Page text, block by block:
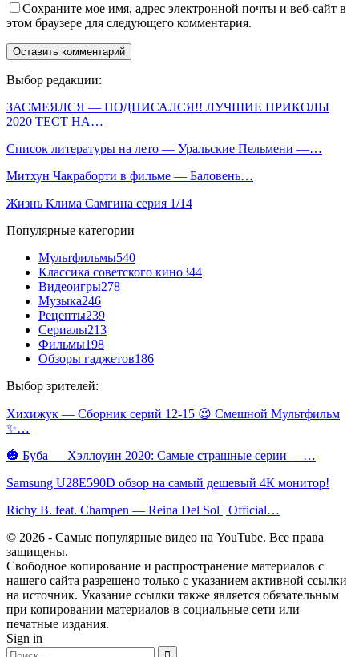
Сохраните мое имя, адрес электронной почты и веб-сайт в
этом браузере для следующего комментария.
Выбор редакции:
ЗАСМЕЯЛСЯ — ПОДПИСАЛСЯ!! ЛУЧШИЕ ПРИКОЛЫ
2020 ТЕСТ НА…
Список литературы на лето — Уральские Пельмени —…
Митхун Чакраборти в фильме — Баловень…
Жизнь Клима Самгина серия 1/14
Популярные категории
Мультфильмы540
Классика советского кино344
Видеоигры278
Музыка246
Рецепты239
Сериалы213
Фильмы198
Обзоры гаджетов186
Выбор зрителей:
Хихижук — Сборник серий 12-15 😉 Смешной Мультфильм
✨…
🎃 Буба — Хэллоуин 2020: Самые страшные серии —…
Samsung U28E590D обзор на самый дешевый 4К монитор!
Richy B. feat. Champen — Reina Del Sol | Official…
© 2026 - Самые популярные видео на YouTube. Все права
защищены.
Свободное копирование и распространение материалов с
нашего сайта разрешено только с указанием активной ссылки
на источник. Указание ссылки также является обязательным
при копировании материалов в социальные сети или
печатные издания.
Sign in